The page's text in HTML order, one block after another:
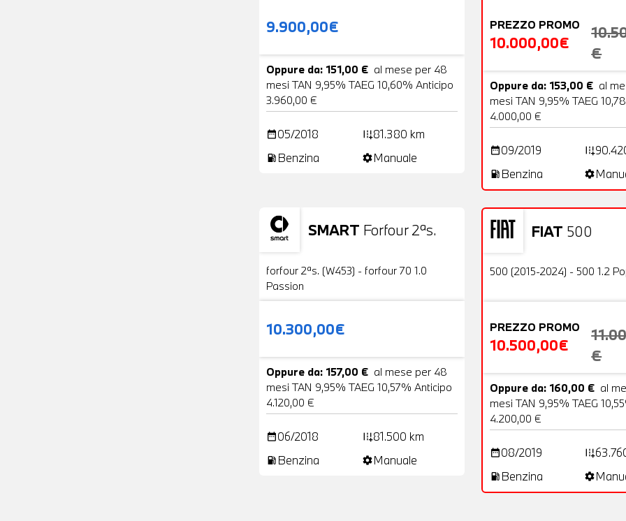
9.900,00€
Oppure da: 151,00 € al mese per 48
mesi TAN 9,95% TAEG 10,60% Anticipo
3.960,00 €
date_range05/2018 add_road81.380 km
local_gas_station Benzina settingsManuale
PREZZO PROMO
10.000,00€
€
Oppure da: 153,00 € al
mesi TAN 9,95% TAEG
4.000,00 €
date_range09/2019 add_road
local_gas_station Benzina settings
SMART Forfour 2ªs.
Usato 19 Foto
forfour 2ªs. (W453) - forfour 70 1.0
Passion
10.300,00€
Oppure da: 157,00 € al mese per 48
mesi TAN 9,95% TAEG 10,57% Anticipo
4.120,00 €
date_range06/2018 add_road81.500 km
local_gas_station Benzina settingsManuale
FIAT 500
OFFERTA
Usato
500 (2015-2024) - 500 1.2
PREZZO PROMO
10.500,00€
€
Oppure da: 160,00 € al
mesi TAN 9,95% TAEG
4.200,00 €
date_range08/2019 add_road
local_gas_station Benzina settings